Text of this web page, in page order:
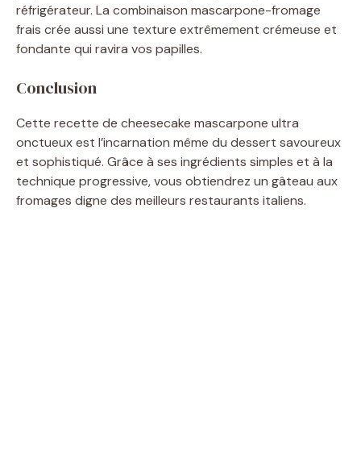
réfrigérateur. La combinaison mascarpone-fromage
frais crée aussi une texture extrêmement crémeuse et
fondante qui ravira vos papilles.
Conclusion
Cette recette de cheesecake mascarpone ultra
onctueux est l’incarnation même du dessert savoureux
et sophistiqué. Grâce à ses ingrédients simples et à la
technique progressive, vous obtiendrez un gâteau aux
fromages digne des meilleurs restaurants italiens.